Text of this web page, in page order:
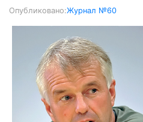
Опубликовано:Журнал №60